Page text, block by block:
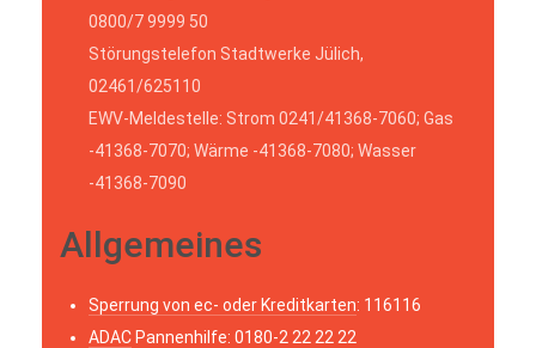
0800/7 9999 50
Störungstelefon Stadtwerke Jülich,
02461/625110
EWV-Meldestelle: Strom 0241/41368-7060; Gas
-41368-7070; Wärme -41368-7080; Wasser
-41368-7090
Allgemeines
Sperrung von ec- oder Kreditkarten: 116116
ADAC Pannenhilfe: 0180-2 22 22 22